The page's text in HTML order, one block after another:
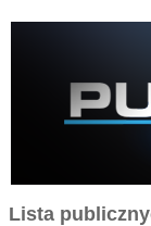
Lista